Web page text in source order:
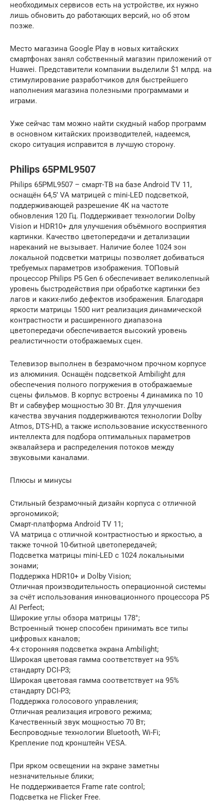
необходимых сервисов есть на устройстве, их нужно
лишь обновить до работающих версий, но об этом
позже.
Место магазина Google Play в новых китайских
смартфонах занял собственный магазин приложений от
Huawei. Представители компании выделили $1 млрд. на
стимулирование разработчиков для быстрейшего
наполнения магазина полезными программами и
играми.
Уже сейчас там можно найти скудный набор программ
в основном китайских производителей, надеемся,
скоро ситуация исправится в лучшую сторону.
Philips 65PML9507
Philips 65PML9507 – смарт-ТВ на базе Android TV 11,
оснащён 64,5’ VA матрицей с mini-LED подсветкой,
поддерживающей разрешение 4К на частоте
обновления 120 Гц. Поддерживает технологии Dolby
Vision и HDR10+ для улучшения объёмного восприятия
картинки. Качество цветопередачи и детализации
нареканий не вызывает. Наличие более 1024 зон
локальной подсветки матрицы позволяет добиваться
требуемых параметров изображения. ТОПовый
процессор Philips P5 Gen 6 обеспечивает великолепный
уровень быстродействия при обработке картинки без
лагов и каких-либо дефектов изображения. Благодаря
яркости матрицы 1500 нит реализация динамической
контрастности и расширенного диапазона
цветопередачи обеспечивается высокий уровень
реалистичности отображаемых сцен.
Телевизор выполнен в безрамочном прочном корпусе
из алюминия. Оснащён подсветкой Ambilight для
обеспечения полного погружения в отображаемые
сцены фильмов. В корпус встроены 4 динамика по 10
Вт и сабвуфер мощностью 30 Вт. Для улучшения
качества звучания поддерживаются технологии Dolby
Atmos, DTS-HD, а также использование искусственного
интеллекта для подбора оптимальных параметров
эквалайзера и распределения потоков между
звуковыми каналами.
Плюсы и минусы
Стильный безрамочный дизайн корпуса с отличной
эргономикой;
Смарт-платформа Android TV 11;
VA матрица с отличной контрастностью и яркостью, а
также точной 10-битной цветопередачей;
Подсветка матрицы mini-LED с 1024 локальными
зонами;
Поддержка HDR10+ и Dolby Vision;
Отличная производительность операционной системы
за счёт использования инновационного процессора P5
AI Perfect;
Широкие углы обзора матрицы 178°;
Встроенный тюнер способен принимать все типы
цифровых каналов;
4-х сторонняя подсветка экрана Ambilight;
Широкая цветовая гамма соответствует на 95%
стандарту DCI-P3;
Широкая цветовая гамма соответствует на 95%
стандарту DCI-P3;
Поддержка голосового управления;
Отличная реализация игрового режима;
Качественный звук мощностью 70 Вт;
Беспроводные технологии Bluetooth, Wi-Fi;
Крепление под кронштейн VESA.
При ярком освещении на экране заметны
незначительные блики;
Не поддерживается Frame rate control;
Подсветка не Flicker Free.